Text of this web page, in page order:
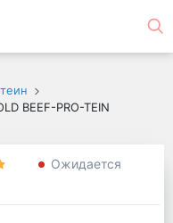
BEEF-PRO-TEIN
Ожидается